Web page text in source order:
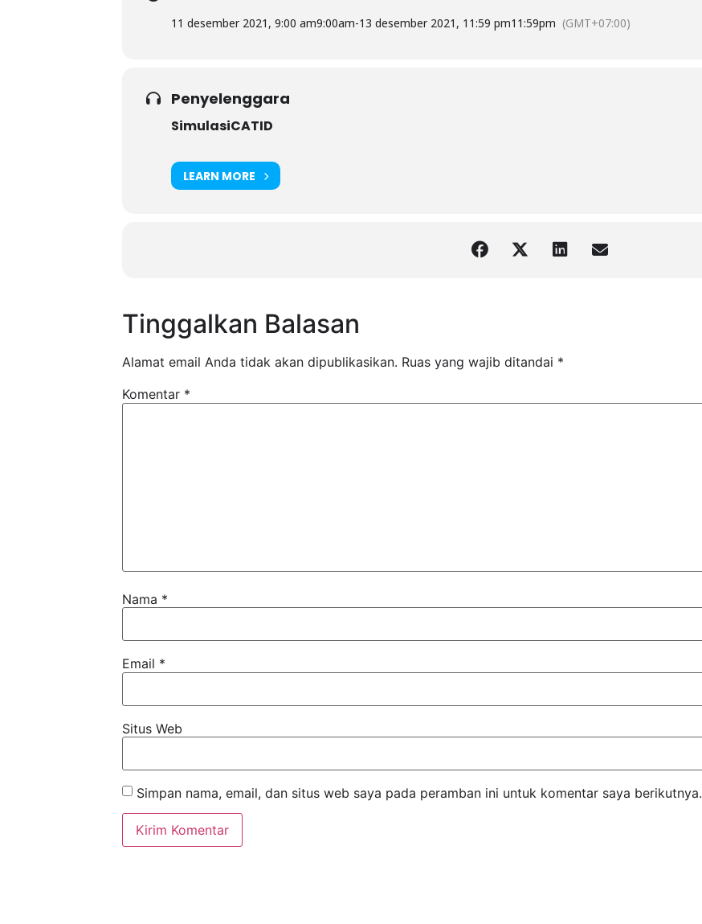
11 desember 2021, 9:00 am9:00am-13 desember 2021, 11:59 pm11:59pm (GMT+07:00)
Penyelenggara
SimulasiCATID
LEARN MORE
Tinggalkan Balasan
Alamat email Anda tidak akan dipublikasikan. Ruas yang wajib ditandai *
Komentar *
Nama *
Email *
Situs Web
Simpan nama, email, dan situs web saya pada peramban ini untuk komentar saya berikutnya.